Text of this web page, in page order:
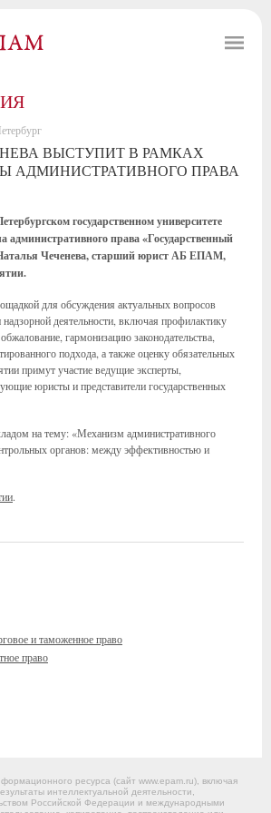
ВЫСТУПИТ В РАМКАХ
АДМИНИСТРАТИВНОГО ПРАВА
государственном университете
административного права «Государственный
Чеченева, старший юрист АБ ЕПАМ,
для обсуждения актуальных вопросов
надзорной деятельности, включая профилактику
гармонизацию законодательства,
подхода, а также оценку обязательных
примут участие ведущие эксперты,
юристы и представители государственных
на тему: «Механизм административного
органов: между эффективностью и
.
и таможенное право
право
ресурса (сайт www.epam.ru), включая
интеллектуальной деятельности,
Российской Федерации и международными